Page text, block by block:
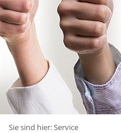
Sie sind hier:Service